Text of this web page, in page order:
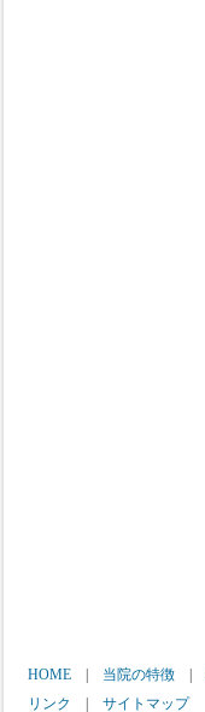
HOME 当院の特徴
リンク
サイトマップ